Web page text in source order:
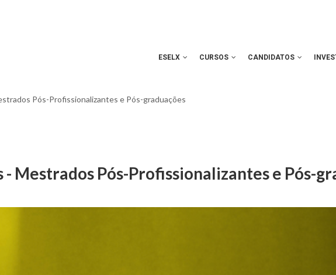
ESELX CURSOS CANDIDATOS
Pós-Profissionalizantes e Pós-graduações
Mestrados Pós-Profissionalizantes e Pós-